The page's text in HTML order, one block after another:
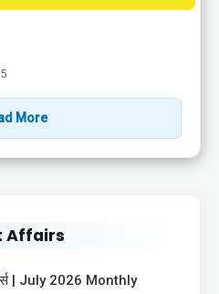
More
Affairs
| July 2026 Monthly